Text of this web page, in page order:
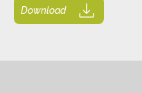
Download